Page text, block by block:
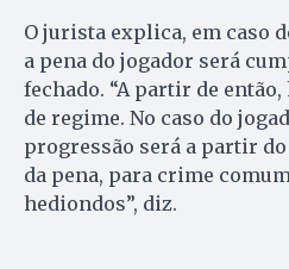
O jurista explica, em caso
a pena do jogador será
fechado. “A partir de
de regime. No caso do
progressão será a partir
da pena, para crime
hediondos”, diz.